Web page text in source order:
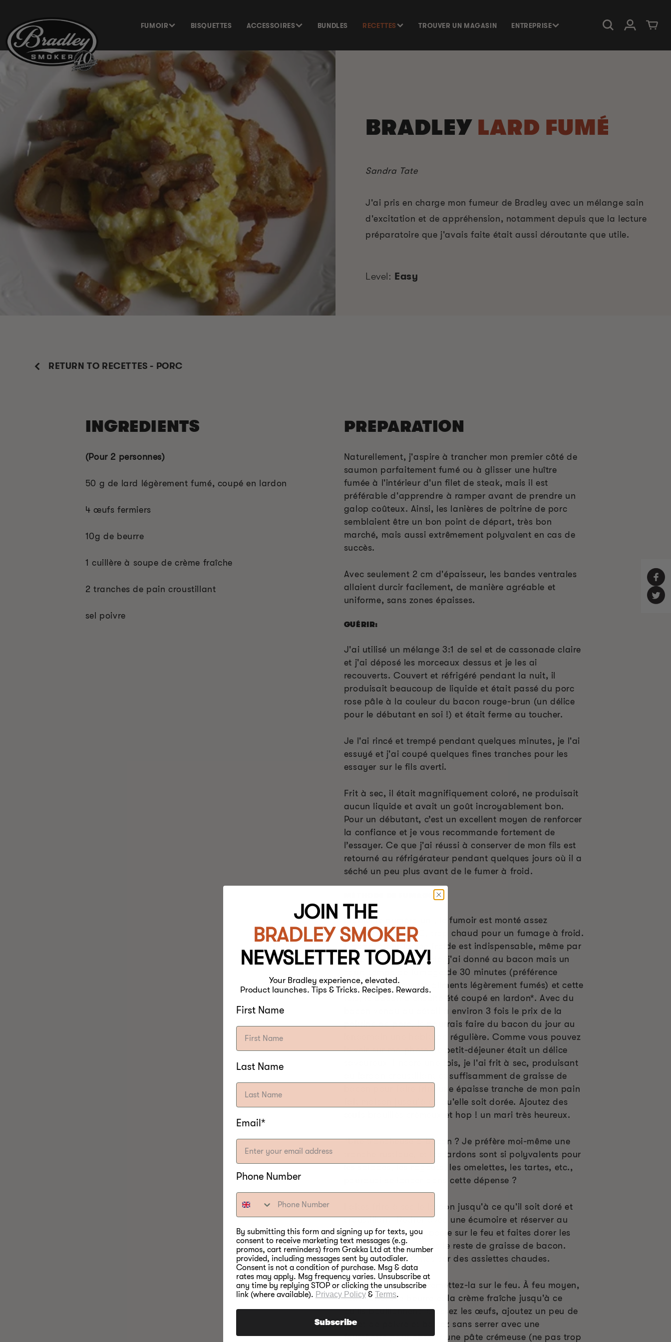
CONTENU
FUMOIR BISQUETTES ACCESSOIRES BUNDLES RECETTES TROUVER UN MAGASIN ENTREPRISE ConnexionPanier
BRADLEY LARD FUMÉ
Sandra Tate
J'ai pris en charge mon fumeur de Bradley avec un mélange sain
d'excitation et de appréhension, notamment depuis que la lecture
préparatoire que j'avais faite était aussi déroutante que utile.
Level: Easy
RETURN TO RECETTES - PORC
INGREDIENTS
(Pour 2 personnes)
50 g de lard légèrement fumé, coupé en lardon
4 œufs fermiers
10g de beurre
1 cuillère à soupe de crème fraîche
2 tranches de pain croustillant
sel poivre
PREPARATION
Naturellement, j'aspire à trancher mon premier côté de
saumon parfaitement fumé ou à glisser une huître
fumée à l'intérieur d'un filet de steak, mais il est
préférable d'apprendre à ramper avant de prendre un
galop coûteux. Ainsi, les lanières de poitrine de porc
semblaient être un bon point de départ, très bon
marché, mais aussi extrêmement polyvalent en cas de
succès.
Avec seulement 2 cm d'épaisseur, les bandes ventrales
allaient durcir facilement, de manière agréable et
uniforme, sans zones épaisses.
GUÉRIR:
J'ai utilisé un mélange 3:1 de sel et de cassonade claire
et j'ai déposé les morceaux dessus et je les ai
recouverts. Couvert et réfrigéré pendant la nuit, il
produisait beaucoup de liquide et était passé du porc
rose pâle à la couleur du bacon rouge-brun (un délice
pour le débutant en soi !) et était ferme au toucher.
Je l'ai rincé et trempé pendant quelques minutes, je l'ai
essuyé et j'ai coupé quelques fines tranches pour les
essayer sur le fils averti.
Frit à sec, il était magnifiquement coloré, ne produisait
aucun liquide et avait un goût incroyablement bon.
Pour un débutant, c’est un excellent moyen de renforcer
la confiance et je vous recommande fortement de
l’essayer. Ce que j'ai réussi à conserver de mon fils est
retourné au réfrigérateur pendant quelques jours où il a
séché un peu plus avant de le fumer à froid.
MÉTHODE DE FUMAGE :
Problème numéro un ; le fumoir est monté assez
rapidement à 30°C, trop chaud pour un fumage à froid.
L'adaptateur fumée froide est indispensable, même par
temps froid. Cela réglé, j'ai donné au bacon mais un
court temps de fumage de 30 minutes (préférence
personnelle pour les aliments légèrement fumés) et cette
fois, le bacon a ensuite été coupé en lardon*. Avec du
bacon vendu au détail à environ 3 fois le prix de la
poitrine de porc, je pourrais faire du bacon du jour au
lendemain une habitude régulière. Comme vous pouvez
le voir sur ma photo, le petit-déjeuner était un délice
savoureux. Encore une fois, je l'ai frit à sec, produisant
du lardon croustillant et suffisamment de graisse de
bacon pour faire frire une épaisse tranche de mon pain
fait maison jusqu'à ce qu'elle soit dorée. Ajoutez des
œufs brouillés crémeux et hop ! un mari très heureux.
*Une trancheuse à bacon ? Je préfère moi-même une
tranche rustique, et les lardons sont si polyvalents pour
les salades, les ragoûts, les omelettes, les tartes, etc.,
pourquoi se lancer dans cette dépense ?
Faites frire à sec le lardon jusqu'à ce qu'il soit doré et
croustillant. Retirer avec une écumoire et réserver au
chaud. Remettez la poêle sur le feu et faites dorer les
tranches de pain dans le reste de graisse de bacon.
Disposez les tranches sur des assiettes chaudes.
Essuyez la poêle et remettez-la sur le feu. À feu moyen,
faire fondre le beurre et la crème fraîche jusqu'à ce
qu'ils bouillonnent. Cassez les œufs, ajoutez un peu de
sel et de poivre et battez sans serrer avec une
fourchette pour obtenir une pâte crémeuse (ne pas trop
JOIN THE
BRADLEY SMOKER
NEWSLETTER TODAY!
Your Bradley experience, elevated.
Product launches. Tips & Tricks. Recipes. Rewards.
First Name
Last Name
Email*
Phone Number
By submitting this form and signing up for texts, you
consent to receive marketing text messages (e.g.
promos, cart reminders) from Grakka Ltd at the number
provided, including messages sent by autodialer.
Consent is not a condition of purchase. Msg & data
rates may apply. Msg frequency varies. Unsubscribe at
any time by replying STOP or clicking the unsubscribe
link (where available). Privacy Policy & Terms.
Subscribe